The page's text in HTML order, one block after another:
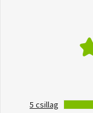
5 csillag